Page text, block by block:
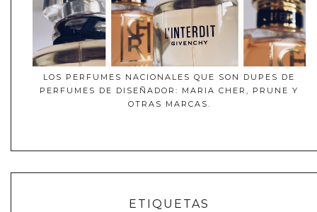
LOS PERFUMES NACIONALES QUE SON DUPES DE
PERFUMES DE DISEÑADOR: MARIA CHER, PRUNE Y
OTRAS MARCAS.
ETIQUETAS